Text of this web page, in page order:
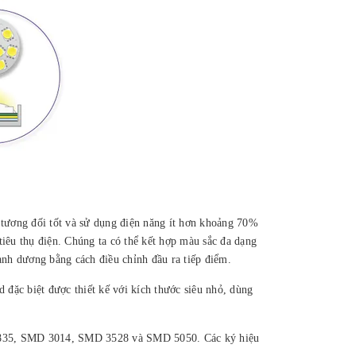
đối tốt và sử dụng điện năng ít hơn khoảng 70%
thụ điện. Chúng ta có thể kết hợp màu sắc đa dạng
dương bằng cách điều chỉnh đầu ra tiếp điểm.
đặc biệt được thiết kế với kích thước siêu nhỏ, dùng
SMD 3014, SMD 3528 và SMD 5050. Các ký hiệu